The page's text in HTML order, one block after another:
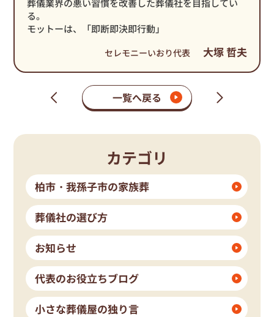
葬儀業界の悪い習慣を改善した葬儀社を目指してい
る。
モットーは、「即断即決即行動」
セレモニーいおり代表 大塚 哲夫
ー
一覧へ戻る
前
ー
カテゴリ
柏市・我孫子市の家族葬
葬儀社の選び方
お知らせ
代表のお役立ちブログ
小さな葬儀屋の独り言